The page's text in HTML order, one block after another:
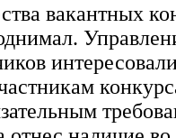
вакантных